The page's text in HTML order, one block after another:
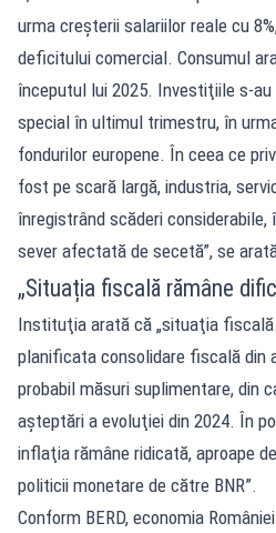
urma creşterii salariilor reale cu
deficitului comercial. Consumul
începutul lui 2025. Investiţiile s-
special în ultimul trimestru, în
fondurilor europene. În ceea ce
fost pe scară largă, industria,
înregistrând scăderi
sever afectată de secetă”, se
„Situația fiscală rămâne
Instituţia arată că „situaţia
planificata consolidare fiscală din
probabil măsuri suplimentare, din
aşteptări a evoluţiei din 2024. În
inflaţia rămâne ridicată, aproape
politicii monetare de către BNR”.
Conform BERD, economia